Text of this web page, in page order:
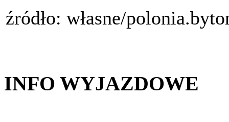
źródło: własne/
INFO WYJAZDOWE